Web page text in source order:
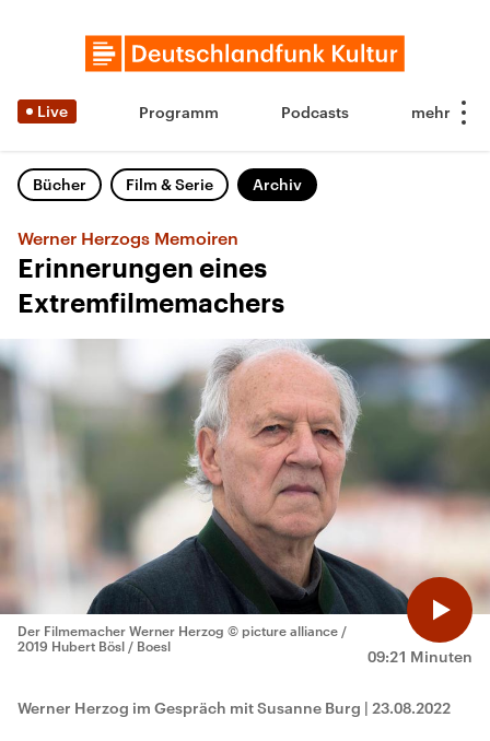
Live Programm Podcasts
Bücher Film & Serie Archiv
Werner Herzogs Memoiren
Erinnerungen eines
Extremfilmemachers
09:21 Minuten
Der Filmemacher Werner Herzog © picture alliance /
2019 Hubert Bösl / Boesl
Werner Herzog im Gespräch mit Susanne Burg | 23.08.2022